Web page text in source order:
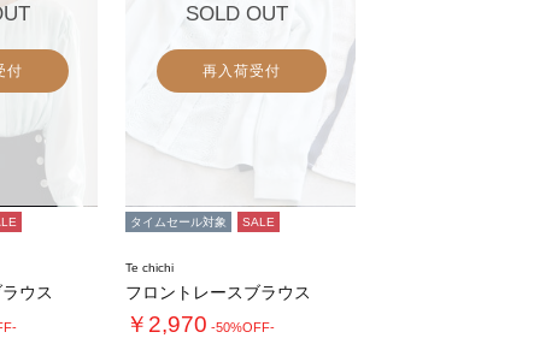
付
ウス
SOLD OUT
再入荷受付
タイムセール対象 SALE
Te chichi
フロントレースブラウス
￥2,970 -50%OFF-